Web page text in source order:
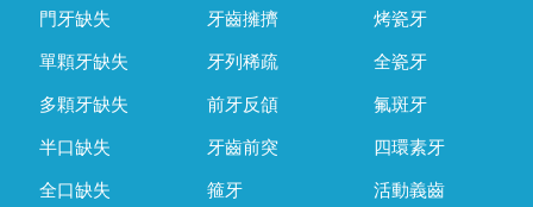
門牙缺失
單顆牙缺失
多顆牙缺失
半口缺失
全口缺失
牙齒擁擠
牙列稀疏
前牙反頜
牙齒前突
箍牙
烤瓷牙
全瓷牙
氟斑牙
四環素牙
活動義齒